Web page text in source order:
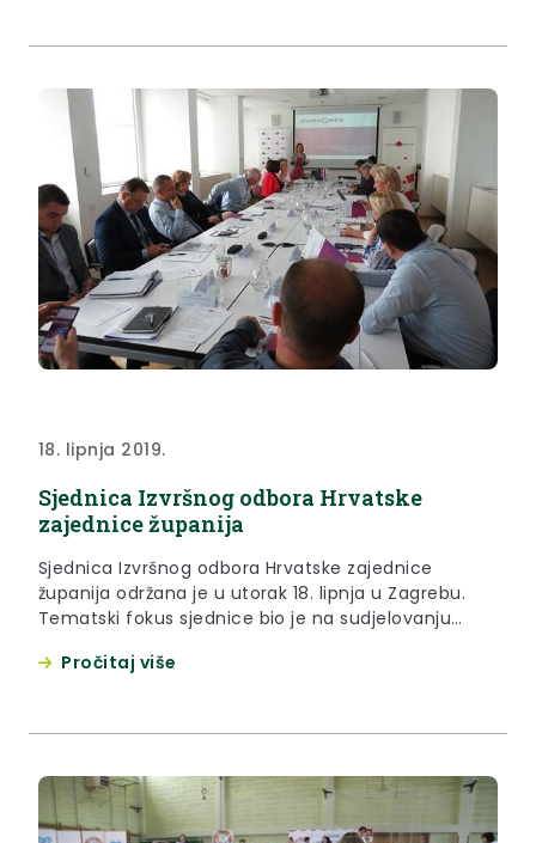
18. lipnja 2019.
Sjednica Izvršnog odbora Hrvatske
zajednice županija
Sjednica Izvršnog odbora Hrvatske zajednice
županija održana je u utorak 18. lipnja u Zagrebu.
Tematski fokus sjednice bio je na sudjelovanju
Hrvatske Vijećem EU.
Pročitaj više